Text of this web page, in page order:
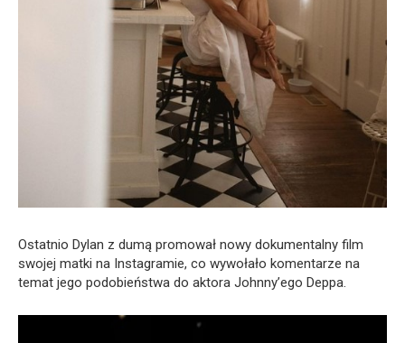
Ostatnio Dylan z dumą promował nowy dokumentalny film
swojej matki na Instagramie, co wywołało komentarze na
temat jego podobieństwa do aktora Johnny’ego Deppa.